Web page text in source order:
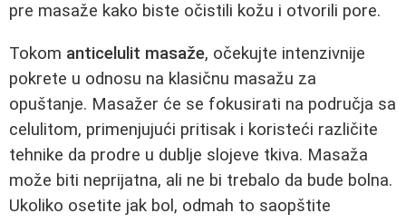
pre masaže kako biste očistili kožu i otvorili pore.
Tokom anticelulit masaže, očekujte intenzivnije
pokrete u odnosu na klasičnu masažu za
opuštanje. Masažer će se fokusirati na područja sa
celulitom, primenjujući pritisak i koristeći različite
tehnike da prodre u dublje slojeve tkiva. Masaža
može biti neprijatna, ali ne bi trebalo da bude bolna.
Ukoliko osetite jak bol, odmah to saopštite